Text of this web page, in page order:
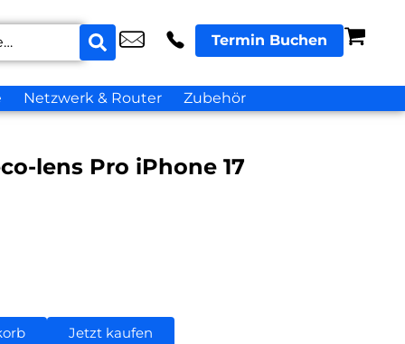
Termin Buchen
Netzwerk & Router Zubehör
lens Pro iPhone 17
Jetzt kaufen